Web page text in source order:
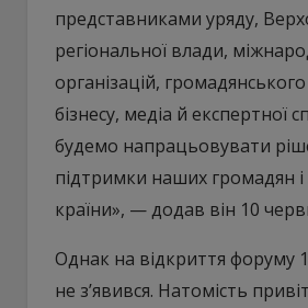
представниками уряду,
регіональної влади,
організацій, громадянського
бізнесу, медіа й експертної
будемо напрацьовувати
підтримки наших громадян
країни», — додав він 10
Однак на відкриття форуму
не з’явився. Натомість